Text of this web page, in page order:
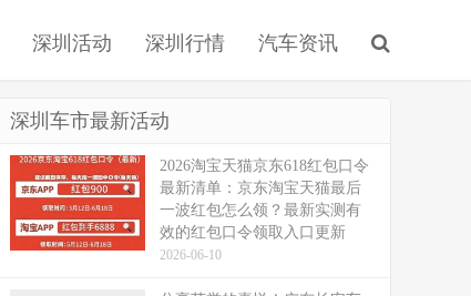
深圳活动 深圳行情 汽车资讯
深圳车市最新活动
2026淘宝天猫京东618红包口令
最新清单：京东淘宝天猫最后
一波红包怎么领？最新实测有
效的红包口令领取入口更新
2026-06-10